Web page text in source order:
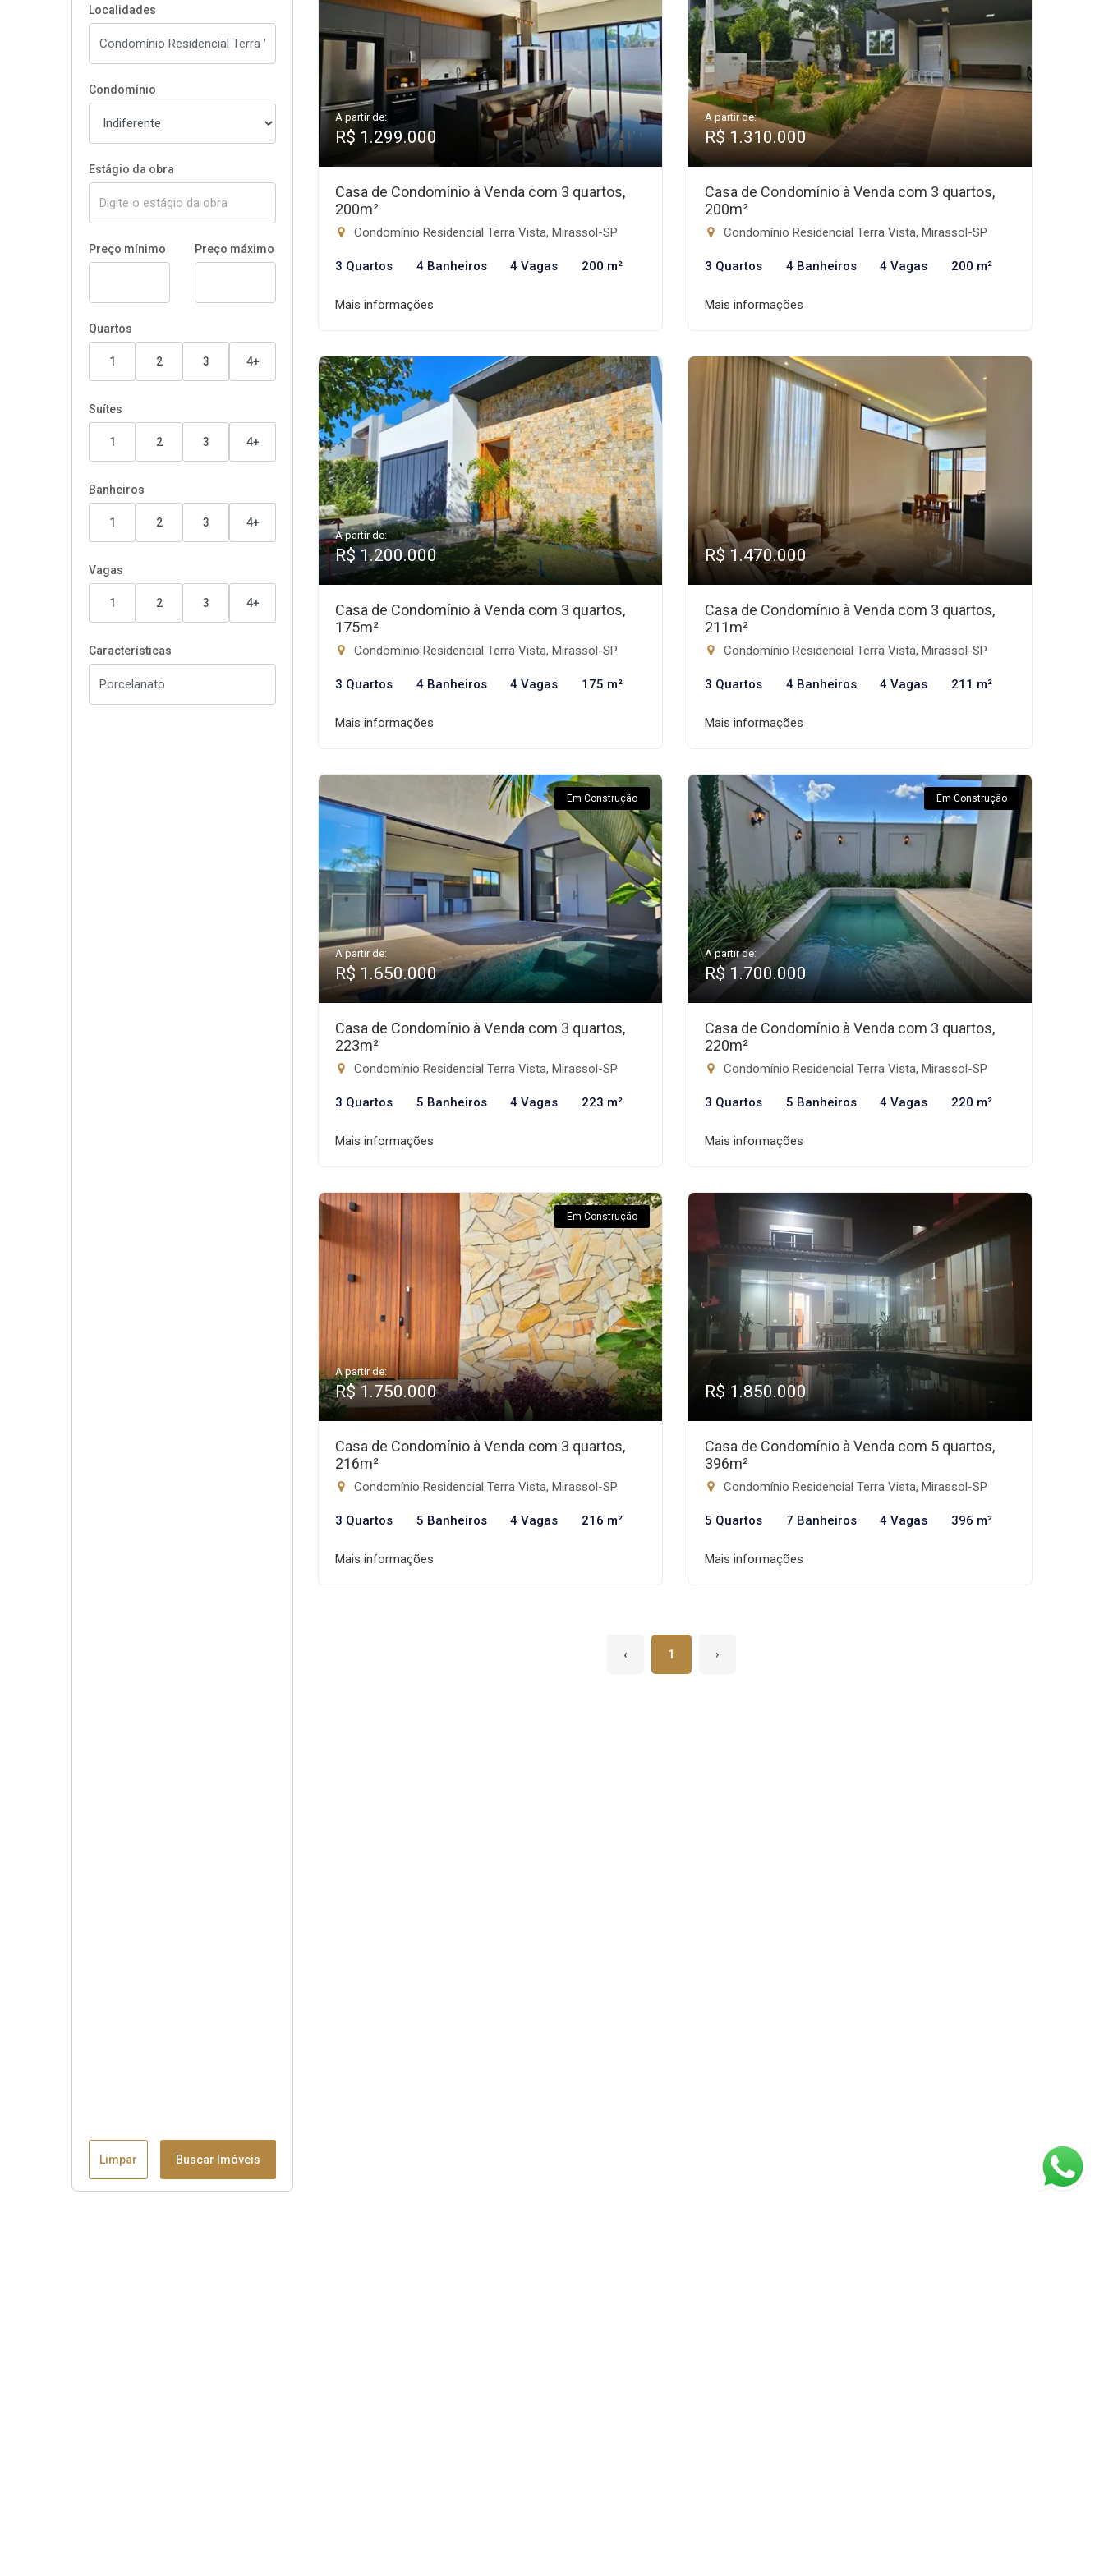
Localidades
Condomínio
Estágio da obra
Preço mínimo Preço máximo
Quartos
1 2 3 4+
Suítes
1 2 3 4+
Banheiros
1 2 3 4+
Vagas
1 2 3 4+
Características
Limpar Buscar Imóveis
A partir de:
R$ 1.299.000
Casa de Condomínio à Venda com 3 quartos,
200m²
Condomínio Residencial Terra Vista, Mirassol-SP
3 Quartos 4 Banheiros 4 Vagas 200 m²
Mais informações
A partir de:
R$ 1.310.000
Casa de Condomínio à Venda com 3 quartos,
200m²
Condomínio Residencial Terra Vista, Mirassol-SP
3 Quartos 4 Banheiros 4 Vagas 200 m²
Mais informações
A partir de:
R$ 1.200.000
Casa de Condomínio à Venda com 3 quartos,
175m²
Condomínio Residencial Terra Vista, Mirassol-SP
3 Quartos 4 Banheiros 4 Vagas 175 m²
Mais informações
R$ 1.470.000
Casa de Condomínio à Venda com 3 quartos,
211m²
Condomínio Residencial Terra Vista, Mirassol-SP
3 Quartos 4 Banheiros 4 Vagas 211 m²
Mais informações
Em Construção
A partir de:
R$ 1.650.000
Casa de Condomínio à Venda com 3 quartos,
223m²
Condomínio Residencial Terra Vista, Mirassol-SP
3 Quartos 5 Banheiros 4 Vagas 223 m²
Mais informações
Em Construção
A partir de:
R$ 1.700.000
Casa de Condomínio à Venda com 3 quartos,
220m²
Condomínio Residencial Terra Vista, Mirassol-SP
3 Quartos 5 Banheiros 4 Vagas 220 m²
Mais informações
Em Construção
A partir de:
R$ 1.750.000
Casa de Condomínio à Venda com 3 quartos,
216m²
Condomínio Residencial Terra Vista, Mirassol-SP
3 Quartos 5 Banheiros 4 Vagas 216 m²
Mais informações
R$ 1.850.000
Casa de Condomínio à Venda com 5 quartos,
396m²
Condomínio Residencial Terra Vista, Mirassol-SP
5 Quartos 7 Banheiros 4 Vagas 396 m²
Mais informações
‹ 1 ›